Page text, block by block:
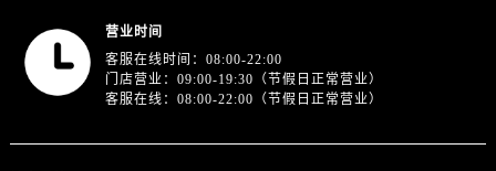
营业时间
客服在线时间：08:00-22:00
门店营业：09:00-19:30（节假日正常营业）
客服在线：08:00-22:00（节假日正常营业）